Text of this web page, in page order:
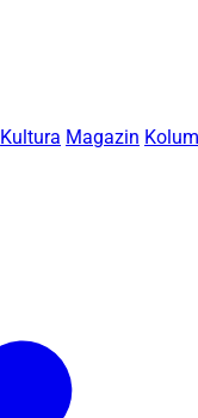
Kultura Magazin